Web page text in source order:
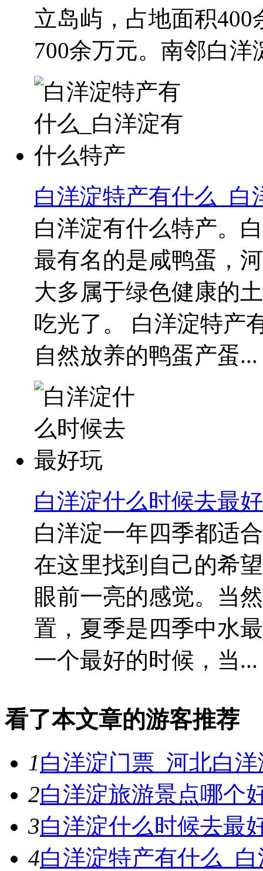
立岛屿，占地面积
700余万元。南邻白洋
白洋淀特产有什么_白
白洋淀有什么特产。
最有名的是咸鸭蛋，
大多属于绿色健康的
吃光了。 白洋淀特产
自然放养的鸭蛋产蛋...
白洋淀什么时候去最
白洋淀一年四季都适
在这里找到自己的希
眼前一亮的感觉。当
置，夏季是四季中水
一个最好的时候，当...
看了本文章的游客推荐
1白洋淀门票_河北白
2白洋淀旅游景点哪个
3白洋淀什么时候去最
4白洋淀特产有什么_